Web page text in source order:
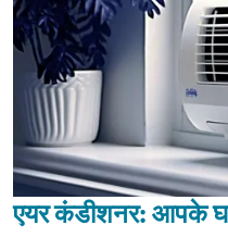
एयर कंडीशनर: आपके